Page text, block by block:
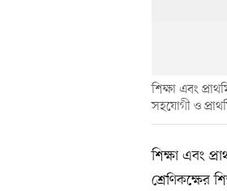
শিক্ষা এবং
সহযোগী ও
শিক্ষা এবং
শ্রেণিকক্ষের